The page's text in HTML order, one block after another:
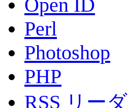
Open ID
Perl
Photoshop
PHP
RSS リー